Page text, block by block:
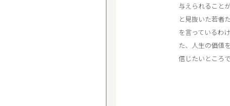
与えられること
と見抜いた若者
を言っているわ
た、人生の価値
信じたいところで